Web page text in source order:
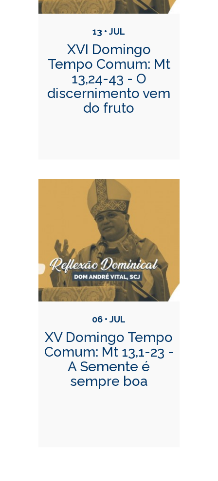
13 • JUL
XVI Domingo
Tempo Comum: Mt
13,24-43 - O
discernimento vem
do fruto
06 • JUL
XV Domingo Tempo
Comum: Mt 13,1-23 -
A Semente é
sempre boa